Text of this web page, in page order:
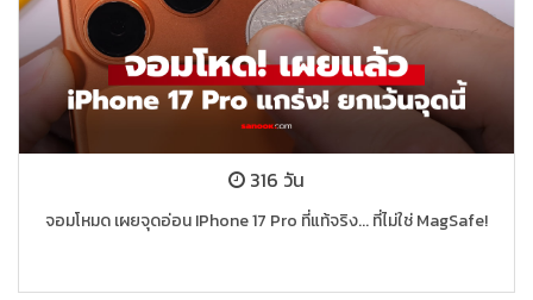
316 วัน
จอมโหมด เผยจุดอ่อน IPhone 17 Pro ที่แท้จริง... ที่ไม่ใช่ MagSafe!